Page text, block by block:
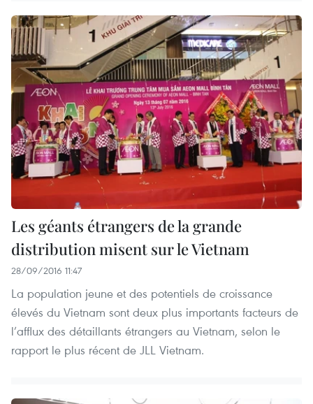
Les géants étrangers de la grande
distribution misent sur le Vietnam
28/09/2016 11:47
La population jeune et des potentiels de croissance
élevés du Vietnam sont deux plus importants facteurs de
l’afflux des détaillants étrangers au Vietnam, selon le
rapport le plus récent de JLL Vietnam.